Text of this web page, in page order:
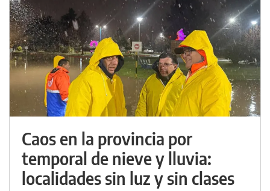
Caos en la provincia por
temporal de nieve y lluvia:
localidades sin luz y sin clases